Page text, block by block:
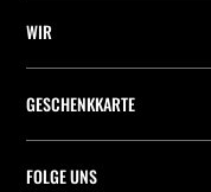
Wo befindet sich deine
Packstation-Finder
WIR
Unternehmen
Company Profile
GESCHENKKARTE
Kauf einer Geschenkkarte
FOLGE UNS